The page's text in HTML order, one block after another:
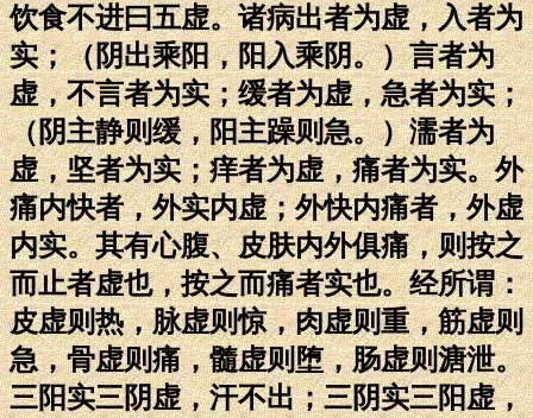
饮食不进曰五虚。诸病出者为虚，入者为
实；（阴出乘阳，阳入乘阴。）言者为
虚，不言者为实；缓者为虚，急者为实；
（阴主静则缓，阳主躁则急。）濡者为
虚，坚者为实；痒者为虚，痛者为实。外
痛内快者，外实内虚；外快内痛者，外虚
内实。其有心腹、皮肤内外俱痛，则按之
而止者虚也，按之而痛者实也。经所谓：
皮虚则热，脉虚则惊，肉虚则重，筋虚则
急，骨虚则痛，髓虚则堕，肠虚则溏泄。
三阳实三阴虚，汗不出；三阴实三阳虚，